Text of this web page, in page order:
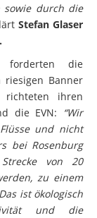
sowie durch die
Stefan Glaser
forderten die
Banner
richteten ihren
die EVN:
“Wir
und nicht
bei Rosenburg
von 20
zu einem
ist ökologisch
und die